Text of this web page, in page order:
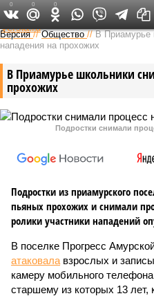
Версия //Общество //В Приамурье
нападения на прохожих
В Приамурье школьники
прохожих
Подростки снимали
Подростки из приамурского
пьяных прохожих и снимали
ролики участники нападений
В поселке Прогресс
атаковала взрослых и
камеру мобильного
старшему из которых 13 лет,
0 0 0